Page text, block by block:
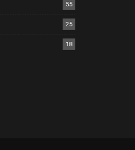
55
25
18